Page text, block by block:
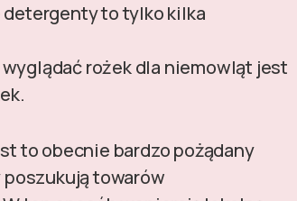
detergenty to tylko kilka
rożek dla niemowląt jest
to obecnie bardzo pożądany
towarów